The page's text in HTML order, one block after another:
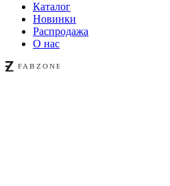
Каталог
Новинки
Распродажа
О нас